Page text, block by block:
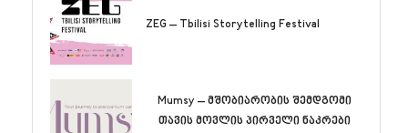
ZEG – Tbilisi Storytelling Festival
Mumsy – მშობიარობის შემდგომი
თავის მოვლის პირველი ნაკრები